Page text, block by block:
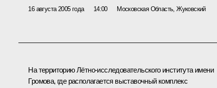
16 августа 2005 года 14:00 Московская Область, Жуковский
На территорию Лётно-исследовательского института имени
Громова, где располагается выставочный комплекс